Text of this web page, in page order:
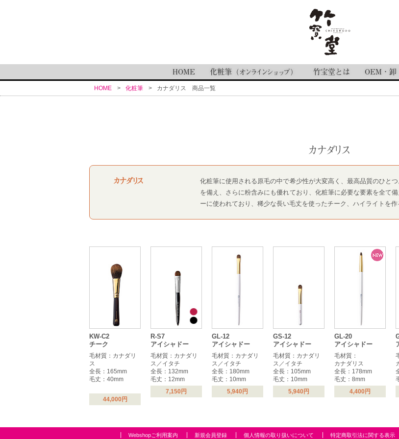
HOME 化粧筆 （オンラインショップ） 竹宝堂とは OEM・卸
HOME 化粧筆 カナダリス 商品一覧
カナダリス
カナダリス
化粧筆に使用される原毛の中で希少性が大変高く、最高品質のひと
を備え、さらに粉含みにも優れており、化粧筆に必要な要素を全て
ーに使われており、稀少な長い毛丈を使ったチーク、ハイライトを
KW-C2
チーク
毛材質：カナダリ
ス
全長：165mm
毛丈：40mm
44,000円
R-S7
アイシャドー
毛材質：カナダリ
ス／イタチ
全長：132mm
毛丈：12mm
7,150円
GL-12
アイシャドー
毛材質：カナダリ
ス／イタチ
全長：180mm
毛丈：10mm
5,940円
GS-12
アイシャドー
毛材質：カナダリ
ス／イタチ
全長：105mm
毛丈：10mm
5,940円
GL-20
アイシャドー
毛材質：
カナダリス
全長：178mm
毛丈：8mm
4,400円
Webshopご利用案内 新規会員登録 個人情報の取り扱いについて 特定商取引法に関する表示